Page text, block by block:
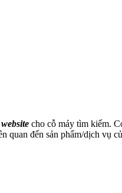
cho cỗ máy tìm kiếm.
đến sản phẩm/dịch vụ